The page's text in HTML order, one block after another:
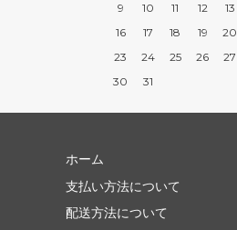
9
10 11 12 13
16
17 18 19 20
23
24 25 26 27
30
31
ホーム
支払い方法について
配送方法について